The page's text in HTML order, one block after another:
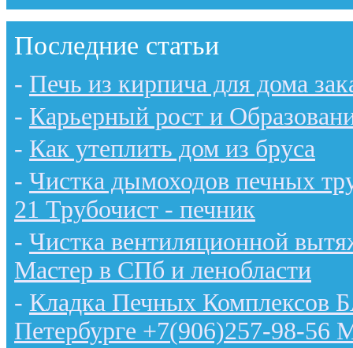
Последние статьи
- Печь из кирпича для дома
- Карьерный рост и
- Как утеплить дом из бруса
- Чистка дымоходов печных
21 Трубочист - печник
- Чистка вентиляционной
Мастер в СПб и ленобласти
- Кладка Печных Комплексов
Петербурге +7(906)257-98-56